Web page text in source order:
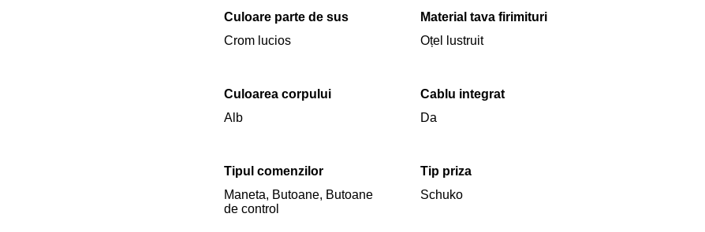
Culoare parte de sus
Crom lucios
Material tava firimituri
Oțel lustruit
Culoarea corpului
Alb
Cablu integrat
Da
Tipul comenzilor
Maneta, Butoane, Butoane
de control
Tip priza
Schuko